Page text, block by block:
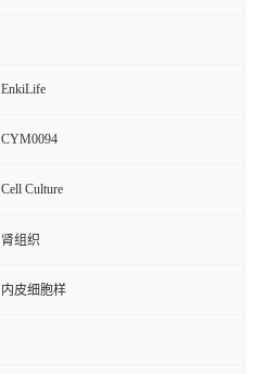
EnkiLife
CYM0094
Cell Culture
肾组织
内皮细胞样